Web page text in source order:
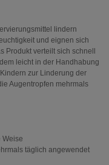
lindern
und eignen sich
Produkt verteilt sich schnell
leicht in der Handhabung
zur Linderung der
Augentropfen mehrmals
Weise
täglich angewendet